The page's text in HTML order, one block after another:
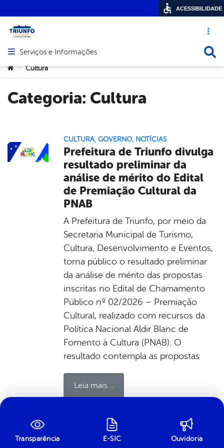
Acesso
Abrir menu principal de navegação
Serviços e Informações
Você está aqui:
> Cultura
Categoria: Cultura
CULTURA, GOVERNO, NOTÍCIAS
Prefeitura de Triunfo divulga
resultado preliminar da
análise de mérito do Edital
de Premiação Cultural da
PNAB
A Prefeitura de Triunfo, por meio da
Secretaria Municipal de Turismo,
Cultura, Desenvolvimento e Eventos,
torna público o resultado preliminar
da análise de mérito das propostas
inscritas no Edital de Chamamento
Público nº 02/2026 – Premiação
Cultural, realizado com recursos da
Política Nacional Aldir Blanc de
Fomento à Cultura (PNAB). O
resultado contempla as propostas
Leia mais...
última modificação em 07/07/2026 14h12
Transparência
E-SIC Ouvidoria
ACESSIBILIDADE